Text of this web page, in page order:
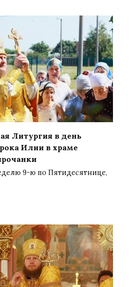
Литургия в день
Илии в храме
9-ю по Пятидесятнице,